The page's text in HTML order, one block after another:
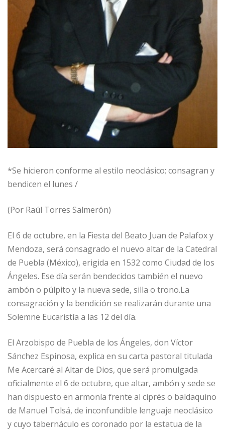
*Se hicieron conforme al estilo neoclásico; consagran y
bendicen el lunes /
(Por Raúl Torres Salmerón)
El 6 de octubre, en la Fiesta del Beato Juan de Palafox y
Mendoza, será consagrado el nuevo altar de la Catedral
de Puebla (México), erigida en 1532 como Ciudad de los
Ángeles. Ese día serán bendecidos también el nuevo
ambón o púlpito y la nueva sede, silla o trono.La
consagración y la bendición se realizarán durante una
Solemne Eucaristía a las 12 del día.
El Arzobispo de Puebla de los Ángeles, don Víctor
Sánchez Espinosa, explica en su carta pastoral titulada
Me Acercaré al Altar de Dios, que será promulgada
oficialmente el 6 de octubre, que altar, ambón y sede se
han dispuesto en armonía frente al ciprés o baldaquino
de Manuel Tolsá, de inconfundible lenguaje neoclásico
y cuyo tabernáculo es coronado por la estatua de la